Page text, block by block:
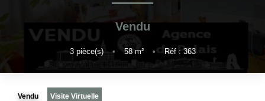
BLOG : NOS ACTUS IMMO !
Vendu
3pièce(s) • 58m² • Réf : 363
Vendu Visite Virtuelle